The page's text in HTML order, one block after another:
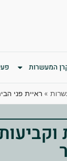
המעשרות
» ראיית פני